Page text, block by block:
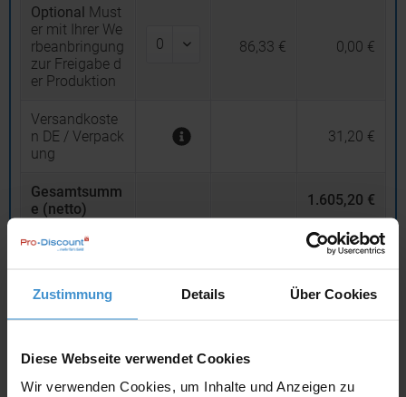
Zustimmung Details Über Cookies
Diese Webseite verwendet Cookies
Wir verwenden Cookies, um Inhalte und Anzeigen zu
Optional Must
er mit Ihrer We
rbeanbringung
zur Freigabe d
er Produktion
86,33 € 0,00 €
Versandkoste
n DE / Verpack
ung
31,20 €
Gesamtsumm
e (netto)
1.605,20 €
19% MwSt. 304,99 €
Gesamtsumm
e (brutto)
inklusive 19 % Mw